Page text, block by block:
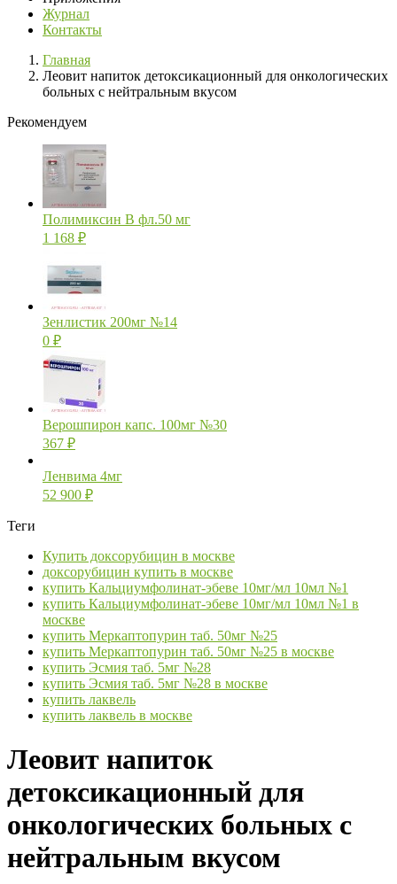
Журнал
Контакты
Главная
Леовит напиток детоксикационный для онкологических
больных с нейтральным вкусом
Рекомендуем
Полимиксин В фл.50 мг
1 168 ₽
Зенлистик 200мг №14
0 ₽
Верошпирон капс. 100мг №30
367 ₽
Ленвима 4мг
52 900 ₽
Теги
Купить доксорубицин в москве
доксорубицин купить в москве
купить Кальциумфолинат-эбеве 10мг/мл 10мл №1
купить Кальциумфолинат-эбеве 10мг/мл 10мл №1 в
москве
купить Меркаптопурин таб. 50мг №25
купить Меркаптопурин таб. 50мг №25 в москве
купить Эсмия таб. 5мг №28
купить Эсмия таб. 5мг №28 в москве
купить лаквель
купить лаквель в москве
Леовит напиток
детоксикационный для
онкологических больных с
нейтральным вкусом